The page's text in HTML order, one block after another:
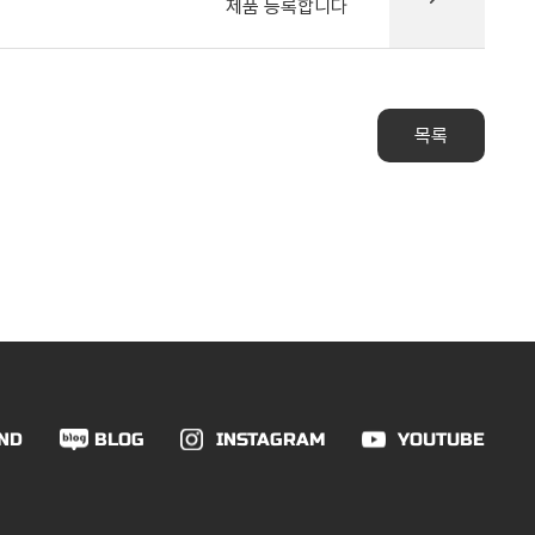
제품 등록합니다
목록
BLOG INSTAGRAM YOUTUBE